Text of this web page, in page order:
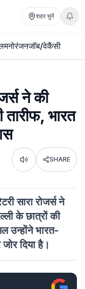
शहर चुनें
मनोरंजनजॉब/वेकैंसी
ने की
भारत
Listen SHARE
सारा रोजर्स ने
के छात्रों की
उन्होंने भारत-
दिया है।